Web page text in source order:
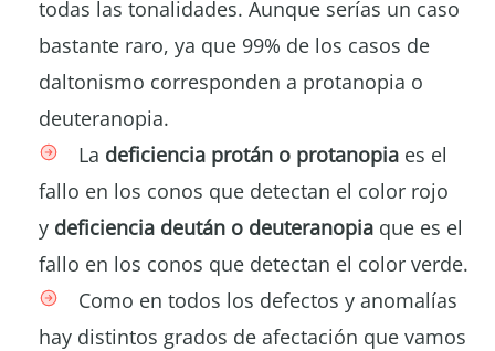
todas las tonalidades. Aunque serías un caso
bastante raro, ya que 99% de los casos de
daltonismo corresponden a protanopia o
deuteranopia.
La deficiencia protán o protanopia es el
fallo en los conos que detectan el color rojo
y deficiencia deután o deuteranopia que es el
fallo en los conos que detectan el color verde.
Como en todos los defectos y anomalías
hay distintos grados de afectación que vamos